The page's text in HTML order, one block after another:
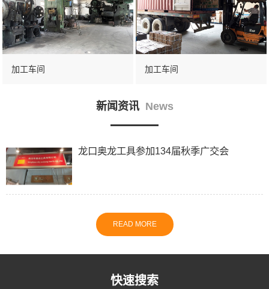
加工车间 加工车间
新闻资讯 News
龙口奥龙工具参加134届秋季广交会
READ MORE
快速搜索